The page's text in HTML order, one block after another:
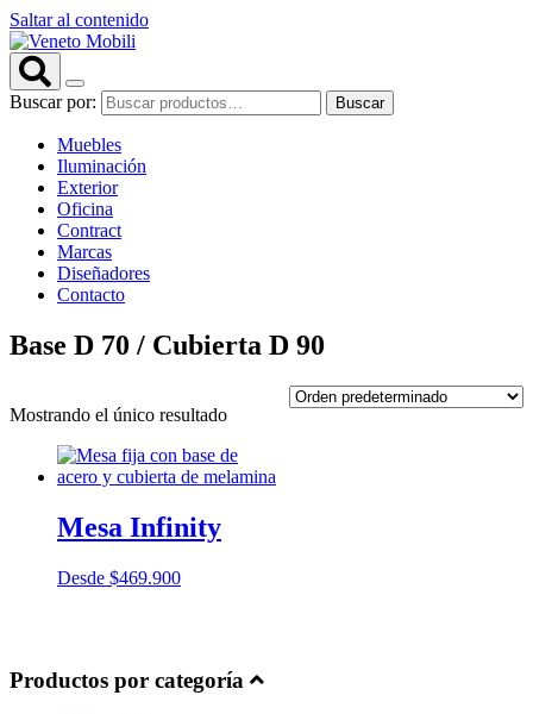
Saltar al contenido
Buscar por: Buscar
Muebles
Iluminación
Exterior
Oficina
Contract
Marcas
Diseñadores
Contacto
Base D 70 / Cubierta D 90
Mostrando el único resultado
Mesa Infinity
Desde $469.900
Productos por categoría